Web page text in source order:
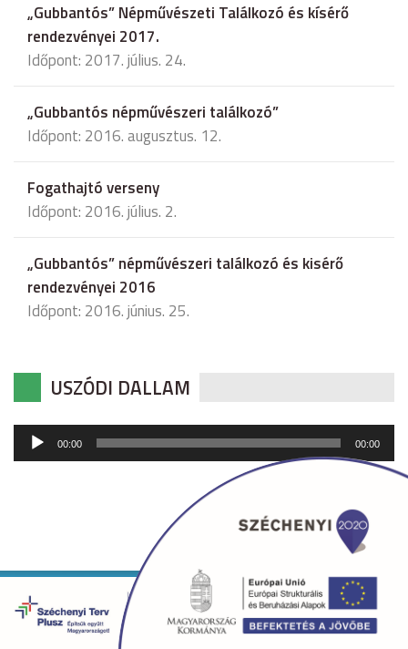
„Gubbantós” Népművészeti Találkozó és kísérő
rendezvényei 2017.
Időpont: 2017. július. 24.
„Gubbantós népművészeri találkozó”
Időpont: 2016. augusztus. 12.
Fogathajtó verseny
Időpont: 2016. július. 2.
„Gubbantós” népművészeri találkozó és kisérő
rendezvényei 2016
Időpont: 2016. június. 25.
USZÓDI DALLAM
Audió
lejátszó
00:00 00:00
Copyright © 2026 uszod.hu Minden jog fenntartva. •
Készítette:fridrik.me